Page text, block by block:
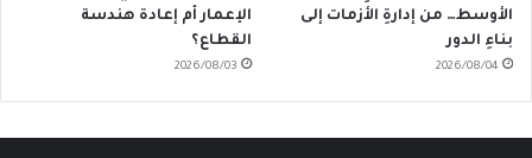
الأوسط… من إدارةِ الأزمات إلى
بناءِ الدور
2026/08/04
الإعمار أم إعادة هندسة
القطاع؟
2026/08/03